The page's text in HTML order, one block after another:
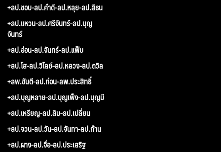
+ลป.ชอบ-ลป.คำดี-ลป.หลุย-ลป.สีธน
+ลป.แหวน-ลป.ศรีจันทร์-ลป.บุญ
จันทร์
+ลป.อ่อน-ลป.จันทร์-ลป.แฟ็บ
+ลป.โส-ลป.วิไลย์-ลป.หลวง-ลป.ถวิล
+ลพ.ขันตี-ลป.ท่อน-ลพ.ประสิทธิ์
+ลป.บุญหลาย-ลป.บุญเพ็ง-ลป.บุญมี
+ลป.เหรียญ-ลป.สิม-ลป.เปลี่ยน
+ลป.จวน-ลป.วัน-ลป.จันทา-ลป.ก้าน
+ลป.ผาง-ลป.จื่อ-ลป.ประเสริฐ